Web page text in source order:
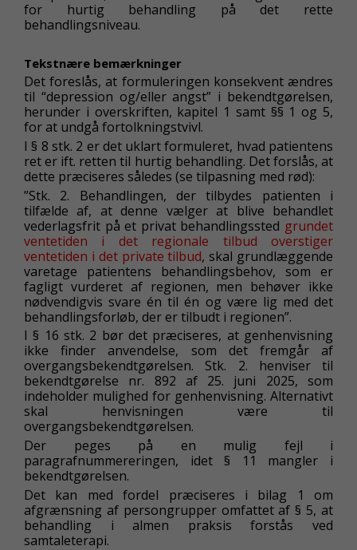
for hurtig behandling på det rette
behandlingsniveau.
Tekstnære bemærkninger
Det foreslås, at formuleringen konsekvent ændres
til “depression og/eller angst” i bekendtgørelsen,
herunder i overskriften, kapitel 1 samt §§ 1 og 5,
for at undgå fortolkningstvivl.
I § 8 stk. 2 er det uklart formuleret, hvad patientens
ret er ift. retten til hurtig behandling. Det forslås, at
dette præciseres således (se tilpasning med rød):
”Stk. 2. Behandlingen, der tilbydes patienten i
tilfælde af, at denne vælger at blive behandlet
vederlagsfrit på et privat behandlingssted grundet
ventetiden i det regionale tilbud overstiger
ventetiden i det private tilbud, skal grundlæggende
varetage patientens behandlingsbehov, som er
fagligt vurderet af regionen, men behøver ikke
nødvendigvis svare én til én og være lig med det
behandlingsforløb, der er tilbudt i regionen”.
I § 16 stk. 2 bør det præciseres, at genhenvisning
ikke finder anvendelse, som det fremgår af
overgangsbekendtgørelsen. Stk. 2. henviser til
bekendtgørelse nr. 892 af 25. juni 2025, som
indeholder mulighed for genhenvisning. Alternativt
skal henvisningen være til
overgangsbekendtgørelsen.
Der peges på en mulig fejl i
paragrafnummereringen, idet § 11 mangler i
bekendtgørelsen.
Det kan med fordel præciseres i bilag 1 om
afgrænsning af persongrupper omfattet af § 5, at
behandling i almen praksis forstås ved
samtaleterapi.